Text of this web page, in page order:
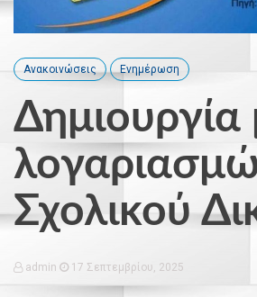
Ανακοινώσεις Ενημέρωση
Σχολικού
admin 17 Σεπτεμβρίου, 2025